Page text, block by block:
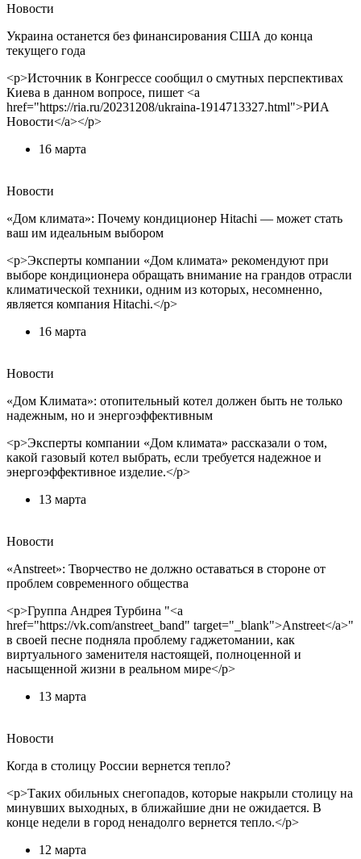
Новости
Украина останется без финансирования США до конца
текущего года
<p>Источник в Конгрессе сообщил о смутных перспективах
Киева в данном вопросе, пишет <a
href="https://ria.ru/20231208/ukraina-1914713327.html">РИА
Новости</a></p>
16 марта
Новости
«Дом климата»: Почему кондиционер Hitachi — может стать
ваш им идеальным выбором
<p>Эксперты компании «Дом климата» рекомендуют при
выборе кондиционера обращать внимание на грандов отрасли
климатической техники, одним из которых, несомненно,
является компания Hitachi.</p>
16 марта
Новости
«Дом Климата»: отопительный котел должен быть не только
надежным, но и энергоэффективным
<p>Эксперты компании «Дом климата» рассказали о том,
какой газовый котел выбрать, если требуется надежное и
энергоэффективное изделие.</p>
13 марта
Новости
«Anstreet»: Творчество не должно оставаться в стороне от
проблем современного общества
<p>Группа Андрея Турбина "<a
href="https://vk.com/anstreet_band" target="_blank">Anstreet</a>"
в своей песне подняла проблему гаджетомании, как
виртуального заменителя настоящей, полноценной и
насыщенной жизни в реальном мире</p>
13 марта
Новости
Когда в столицу России вернется тепло?
<p>Таких обильных снегопадов, которые накрыли столицу на
минувших выходных, в ближайшие дни не ожидается. В
конце недели в город ненадолго вернется тепло.</p>
12 марта